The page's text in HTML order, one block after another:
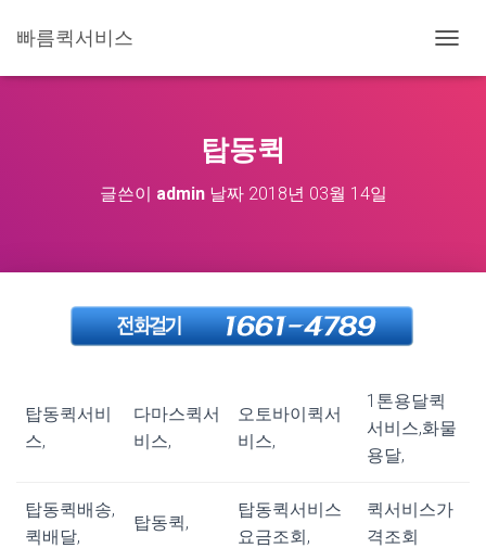
빠름퀵서비스
비
탑동퀵
글쓴이 admin날짜 2018년 03월 14일
탑동퀵서비
스,
다마스퀵서
비스,
오토바이퀵서
비스,
1톤용달퀵
서비스,화물
용달,
탑동퀵배송,
퀵배달,
탑동퀵,
탑동퀵서비스
요금조회,
퀵서비스가
격조회